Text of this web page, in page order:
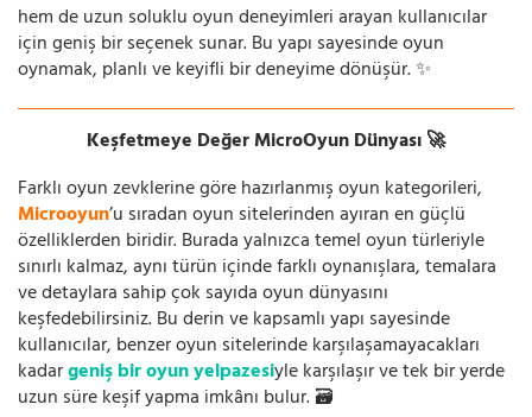
hem de uzun soluklu oyun deneyimleri arayan kullanıcılar
için geniş bir seçenek sunar. Bu yapı sayesinde oyun
oynamak, planlı ve keyifli bir deneyime dönüşür. ✨
Keşfetmeye Değer MicroOyun Dünyası 🚀
Farklı oyun zevklerine göre hazırlanmış oyun kategorileri,
Microoyun’u sıradan oyun sitelerinden ayıran en güçlü
özelliklerden biridir. Burada yalnızca temel oyun türleriyle
sınırlı kalmaz, aynı türün içinde farklı oynanışlara, temalara
ve detaylara sahip çok sayıda oyun dünyasını
keşfedebilirsiniz. Bu derin ve kapsamlı yapı sayesinde
kullanıcılar, benzer oyun sitelerinde karşılaşamayacakları
kadargeniş bir oyun yelpazesiyle karşılaşır ve tek bir yerde
uzun süre keşif yapma imkânı bulur. 🗃️